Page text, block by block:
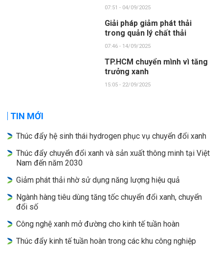
07:51 - 04/09/2025
Giải pháp giảm phát thải
trong quản lý chất thải
07:46 - 14/09/2025
TP.HCM chuyển mình vì tăng
trưởng xanh
15:05 - 22/09/2025
TIN MỚI
Thúc đẩy hệ sinh thái hydrogen phục vụ chuyển đổi xanh
Thúc đẩy chuyển đổi xanh và sản xuất thông minh tại Việt
Nam đến năm 2030
Giảm phát thải nhờ sử dụng năng lượng hiệu quả
Ngành hàng tiêu dùng tăng tốc chuyển đổi xanh, chuyển
đổi số
Công nghệ xanh mở đường cho kinh tế tuần hoàn
Thúc đẩy kinh tế tuần hoàn trong các khu công nghiệp